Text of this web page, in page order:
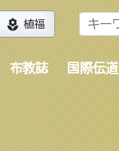
local_florist 植福
布教誌 国際伝道